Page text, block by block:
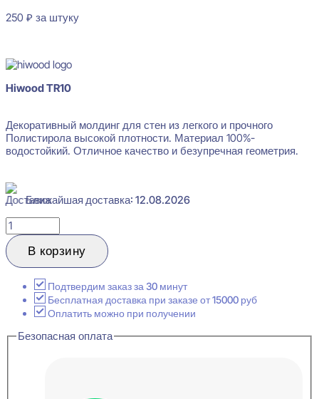
250 ₽ за штуку
Hiwood TR10
Декоративный молдинг для стен из легкого и прочного
Полистирола высокой плотности. Материал 100%-
водостойкий. Отличное качество и безупречная геометрия.
Ближайшая доставка: 12.08.2026
Количество
товара
Hiwood
TR10
для
стен
10x10x2000
В корзину
Подтвердим заказ за 30 минут
Бесплатная доставка при заказе от 15000 руб
Оплатить можно при получении
Безопасная оплата